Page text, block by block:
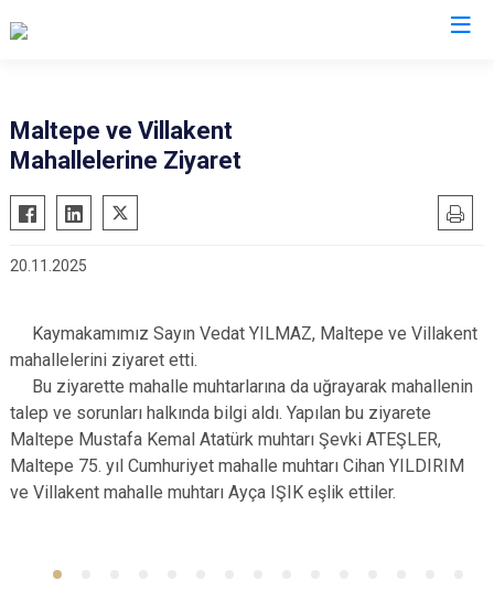
Aliağa
Balçova
Bergama
Bornova
Buca
Çeşme
Çiğli
Dikili
Foça
Kemalpaşa
Kınık
Kiraz
Konak
Menderes
Tire
Torbalı
Urla
Bayraklı
Karabağlar
Maltepe ve Villakent
Mahallelerine Ziyaret
20.11.2025
Kaymakamımız Sayın Vedat YILMAZ, Maltepe ve Villakent
mahallelerini ziyaret etti.
Bu ziyarette mahalle muhtarlarına da uğrayarak mahallenin
talep ve sorunları halkında bilgi aldı. Yapılan bu ziyarete
Maltepe Mustafa Kemal Atatürk muhtarı Şevki ATEŞLER,
Maltepe 75. yıl Cumhuriyet mahalle muhtarı Cihan YILDIRIM
ve Villakent mahalle muhtarı Ayça IŞIK eşlik ettiler.